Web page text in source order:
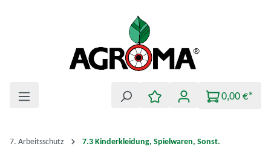
0,00 €*
7. Arbeitsschutz 7.3 Kinderkleidung, Spielwaren, Sonst.